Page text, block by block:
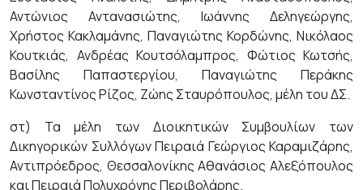
Αντώνιος Αντανασιώτης, Ιωάννης Δεληγεώργης,
Χρήστος Κακλαμάνης, Παναγιώτης Κορδώνης, Νικόλαος
Κουτκιάς, Ανδρέας Κουτσόλαμπρος, Φώτιος Κωτσής,
Βασίλης Παπαστεργίου, Παναγιώτης Περάκης
Κωνσταντίνος Ρίζος, Ζώης Σταυρόπουλος, μέλη του ΔΣ.
στ) Τα μέλη των Διοικητικών Συμβουλίων των
Δικηγορικών Συλλόγων Πειραιά Γεώργιος Καραμιζάρης,
Αντιπρόεδρος, Θεσσαλονίκης Αθανάσιος Αλεξόπουλος
και Πειραιά Πολυχρόνης Περιβολάρης.